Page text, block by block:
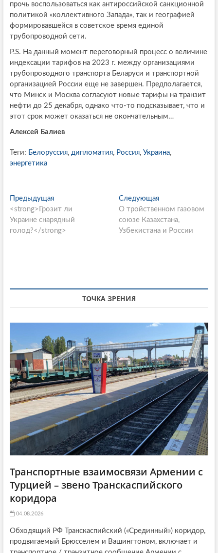
прочь воспользоваться как антироссийской санкционной
политикой «коллективного Запада», так и географией
формировавшейся в советское время единой
трубопроводной сети.
Р.S. На данный момент переговорный процесс о величине
индексации тарифов на 2023 г. между организациями
трубопроводного транспорта Беларуси и транспортной
организацией России еще не завершен. Предполагается,
что Минск и Москва согласуют новые тарифы на транзит
нефти до 25 декабря, однако что-то подсказывает, что и
этот срок может оказаться не окончательным…
Алексей Балиев
Теги: Белоруссия, дипломатия, Россия, Украина,
энергетика
P
o
s
v
i
g
a
t
i
o
n
ПредыдущаяП
р
е
д
с
т
ь
я
:
<strong>Грозит ли
Украине снарядный
голод?</strong>
Следующая
л
е
д
т
ь
я
:
О тройственном газовом
союзе Казахстана,
Узбекистана и России
ТОЧКА ЗРЕНИЯ
Транспортные взаимосвязи Армении с
Турцией – звено Транскаспийского
коридора
04.08.2026
Обходящий РФ Транскаспийский («Срединный») коридор,
продвигаемый Брюсселем и Вашингтоном, включает и